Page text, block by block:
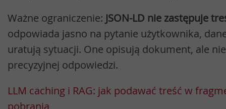
Ważne ograniczenie: JSON-LD nie zastępuje
odpowiada jasno na pytanie użytkownika,
uratują sytuacji. One opisują dokument, ale
precyzyjnej odpowiedzi.
LLM caching i RAG: jak podawać treść w
pobrania